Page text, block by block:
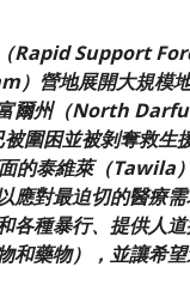
Rapid Support
）營地展開大規模
爾州（North
圍困並被剝奪救生
的泰維萊（Tawila
應對最迫切的醫療
各種暴行、提供人
和藥物），並讓希